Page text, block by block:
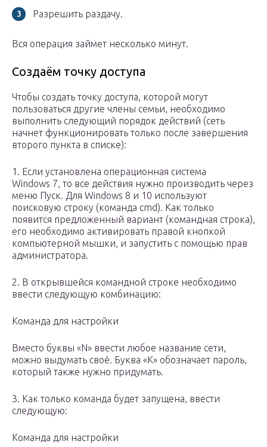
Разрешить раздачу.
Вся операция займет несколько минут.
Создаём точку доступа
Чтобы создать точку доступа, которой могут
пользоваться другие члены семьи, необходимо
выполнить следующий порядок действий (сеть
начнет функционировать только после завершения
второго пункта в списке):
1. Если установлена операционная система
Windows 7, то все действия нужно производить через
меню Пуск. Для Windows 8 и 10 используют
поисковую строку (команда cmd). Как только
появится предложенный вариант (командная строка),
его необходимо активировать правой кнопкой
компьютерной мышки, и запустить с помощью прав
администратора.
2. В открывшейся командной строке необходимо
ввести следующую комбинацию:
Команда для настройки
Вместо буквы «N» ввести любое название сети,
можно выдумать своё. Буква «К» обозначает пароль,
который также нужно придумать.
3. Как только команда будет запущена, ввести
следующую:
Команда для настройки